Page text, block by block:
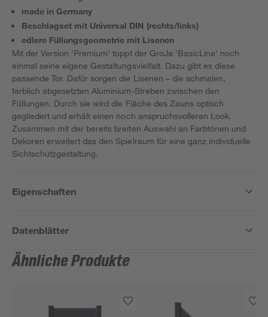
made in Germany
Beschlagset mit Universal DIN (rechts/links)
edlere Füllungsgeometrie mit Lisenen
Mit der Version 'Premium' toppt der GroJa 'BasicLine' noch
einmal seine eigene Gestaltungsvielfalt. Dazu gibt es diese
passende Tor. Dafür sorgen die Lisenen – die schmalen,
farblich abgesetzten Aluminium-Streben zwischen den
Füllungen. Durch sie wird die Fläche des Zauns optisch
gegliedert und erhält einen noch anspruchsvolleren Look.
Zusammen mit der bereits breiten Auswahl an Farbtönen und
Dekoren erweitert das den Spielraum für eine ganz individuelle
Sichtschutzgestaltung.
Eigenschaften
Datenblätter
Ähnliche Produkte